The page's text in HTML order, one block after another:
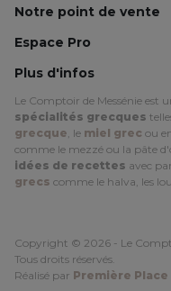
Notre point de vente
Espace Pro
Plus d'infos
Le Comptoir de Messénie est
spécialités grecques
grecque, le miel grec ou
comme le mezzé ou la pâte
idées de recettes avec
grecs comme le halva, les
Copyright © 2026 - Le
Tous droits réservés.
Réalisé par Première Place